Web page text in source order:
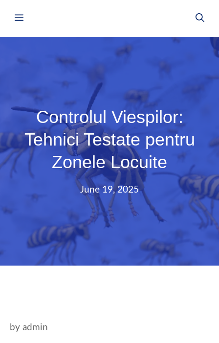
Menu
Controlul Viespilor:
Tehnici Testate pentru
Zonele Locuite
June 19, 2025
by admin